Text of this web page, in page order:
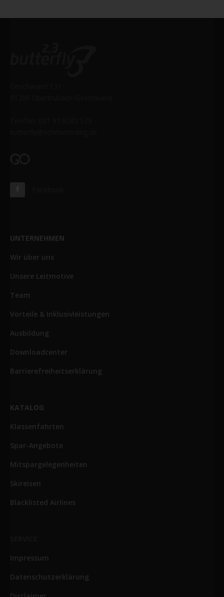
UNTERNEHMEN
Wir über uns
Unsere Leitmotive
Team
Vorteile & Inklusivleistungen
Ausbildung
Downloadcenter
Barrierefreiheitserklärung
KATALOG
Klassenfahrten
Spar-Angebote
Mitspargelegenheiten
Skireisen
Blacklisted Airlines
Impressum
Datenschutzerklärung